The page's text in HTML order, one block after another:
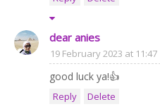
dear anies
19 February 2023 at 11:47
good luck ya!👍
Reply Delete